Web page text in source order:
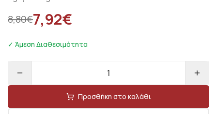
8,80€7,92€
✓ Άμεση Διαθεσιμότητα
1
Προσθήκη στο καλάθι